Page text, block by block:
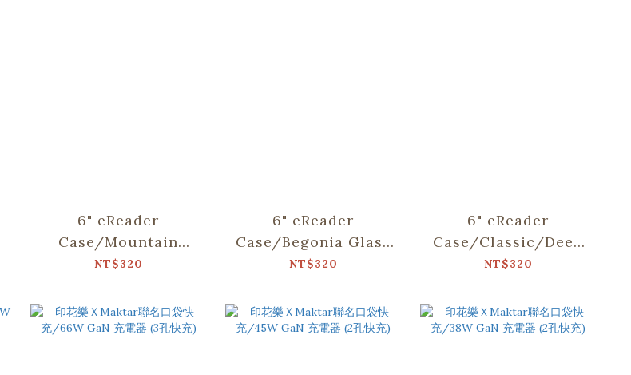
6" eReader
Case/Mountain
Friends/Blue
NT$320
6" eReader
Case/Begonia Glass
Pattern/Sweet
NT$320
6" eReader
Case/Classic/Deep
Blue
NT$320